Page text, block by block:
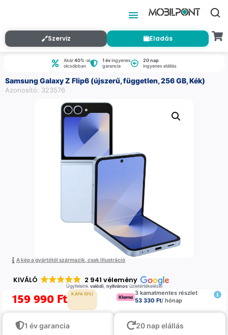
Szerviz Eladás
Akár40%-al
olcsóbban
1 évingyenes
garancia
20 nap
ingyenes elállás
Samsung Galaxy Z Flip6 (újszerű, független, 256 GB, Kék)
Azonosító: 323576
A kép a gyártótól származik, csak illustráció
KIVÁLÓ 2 941 vélemény
Ügyfeleink valódi, nyilvánosüzletértékelései
159 990 Ft K.ÁFA (0%)
3 kamatmentes részlet
53 330 Ft/ hónap
1 év garancia 20 nap elállás